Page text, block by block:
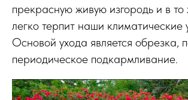
прекрасную живую изгородь и в
легко терпит наши климатические
Основой ухода является обрезка,
периодическое подкармливание.